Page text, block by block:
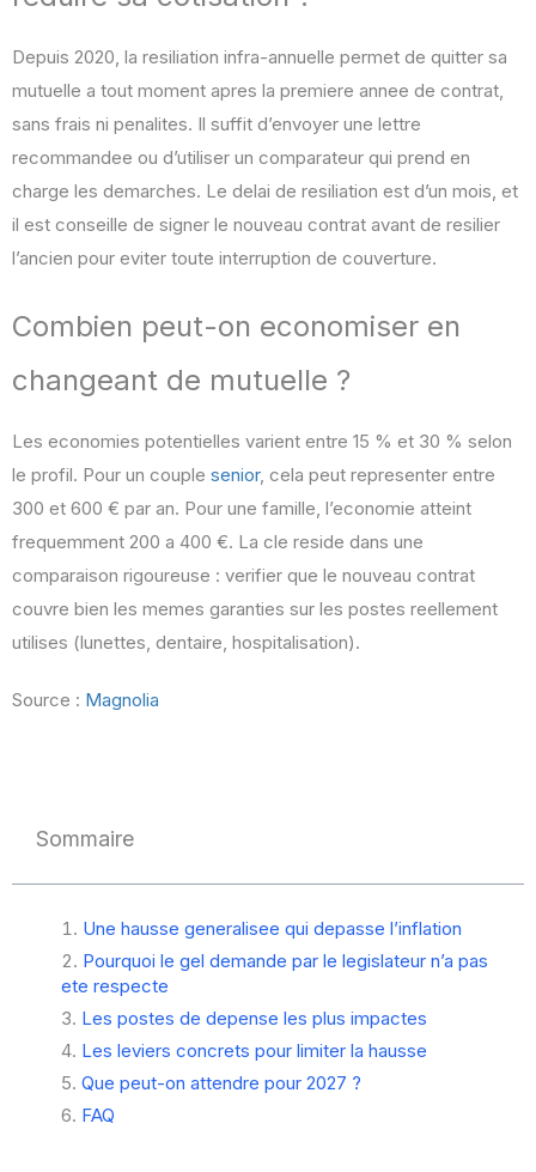
Depuis 2020, la resiliation infra-annuelle permet de quitter sa
mutuelle a tout moment apres la premiere annee de contrat,
sans frais ni penalites. Il suffit d’envoyer une lettre
recommandee ou d’utiliser un comparateur qui prend en
charge les demarches. Le delai de resiliation est d’un mois, et
il est conseille de signer le nouveau contrat avant de resilier
l’ancien pour eviter toute interruption de couverture.
Combien peut-on economiser en
changeant de mutuelle ?
Les economies potentielles varient entre 15 % et 30 % selon
le profil. Pour un couple senior, cela peut representer entre
300 et 600 € par an. Pour une famille, l’economie atteint
frequemment 200 a 400 €. La cle reside dans une
comparaison rigoureuse : verifier que le nouveau contrat
couvre bien les memes garanties sur les postes reellement
utilises (lunettes, dentaire, hospitalisation).
Source : Magnolia
Sommaire
Une hausse generalisee qui depasse l’inflation
Pourquoi le gel demande par le legislateur n’a pas
ete respecte
Les postes de depense les plus impactes
Les leviers concrets pour limiter la hausse
Que peut-on attendre pour 2027 ?
FAQ